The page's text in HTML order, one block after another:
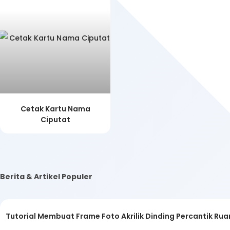
Cetak Kartu Nama
Ciputat
Berita & Artikel Populer
Tutorial Membuat Frame Foto Akrilik Dinding Percantik